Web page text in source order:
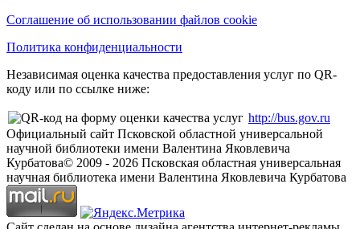
Соглашение об использовании файлов cookie
Политика конфиденциальности
Независимая оценка качества предоставления услуг по QR-
коду или по ссылке ниже:
http://bus.gov.ru
Официальный сайт Псковской областной универсальной
научной библиотеки имени Валентина Яковлевича
Курбатова© 2009 - 2026 Псковская областная универсальная
научная библиотека имени Валентина Яковлевича Курбатова